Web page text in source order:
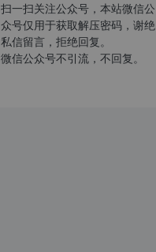
扫一扫关注公众号，本站微信公
众号仅用于获取解压密码，谢绝
私信留言，拒绝回复。
微信公众号不引流，不回复。